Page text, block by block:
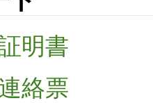
明書
絡票